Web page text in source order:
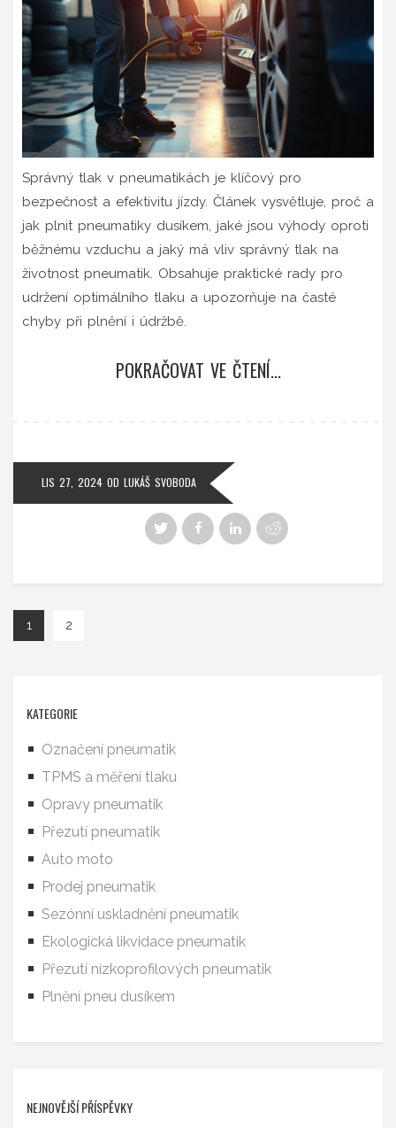
Správný tlak v pneumatikách je klíčový pro
bezpečnost a efektivitu jízdy. Článek vysvětluje, proč a
jak plnit pneumatiky dusíkem, jaké jsou výhody oproti
běžnému vzduchu a jaký má vliv správný tlak na
životnost pneumatik. Obsahuje praktické rady pro
udržení optimálního tlaku a upozorňuje na časté
chyby při plnění i údržbě.
POKRAČOVAT VE ČTENÍ...
LIS 27, 2024 OD LUKÁŠ SVOBODA
1 2
KATEGORIE
Označení pneumatik
TPMS a měření tlaku
Opravy pneumatik
Přezutí pneumatik
Auto moto
Prodej pneumatik
Sezónní uskladnění pneumatik
Ekologická likvidace pneumatik
Přezutí nízkoprofilových pneumatik
Plnění pneu dusíkem
NEJNOVĚJŠÍ PŘÍSPĚVKY